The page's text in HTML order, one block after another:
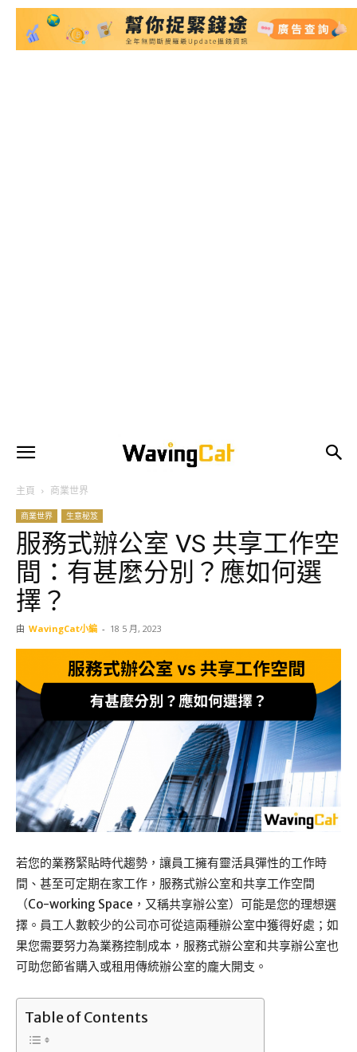
主頁 商業世界
商業世界 生意秘笈
服務式辦公室 VS 共享工作空
間：有甚麼分別？應如何選
擇？
由 WavingCat小編 - 18 5 月, 2023
若您的業務緊貼時代趨勢，讓員工擁有靈活具彈性的工作時
間、甚至可定期在家工作，服務式辦公室和共享工作空間
（Co-working Space，又稱共享辦公室）可能是您的理想選
擇。員工人數較少的公司亦可從這兩種辦公室中獲得好處；如
果您需要努力為業務控制成本，服務式辦公室和共享辦公室也
可助您節省購入或租用傳統辦公室的龐大開支。
Table of Contents